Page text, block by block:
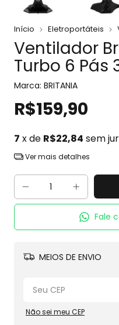
Início Eletroportáteis
Ventilador
Turbo 6 Pás
Marca: BRITANIA
R$159,90
7 x de R$22,84 sem
Ver mais detalhes
Fale
MEIOS DE ENVIO
Não sei meu CEP